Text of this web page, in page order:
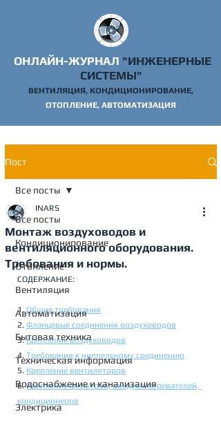
ОНЛАЙН-ЖУРНАЛ "ИНЖЕНЕРНЫЕ
СИСТЕМЫ"
ВЕНТИЛЯЦИЯ, КОНДИЦИОНИРОВАНИЕ,
ОТОПЛЕНИЕ, АВТОМАТИЗАЦИЯ
Пост
Все посты
Кондиционирование
Отопление
Вентиляция
Автоматизация
Бытовая техника
Техническая информация
Водоснабжение и канализация
Электрика
Все посты
Монтаж воздуховодов и
вентиляционного оборудования.
Требования и нормы.
INARS
СОДЕРЖАНИЕ:
1. Общие требования
2. Фланцевые соединения воздуховодов
3. Крепление воздуховодов
4. Требования к ниппельному соединению
5. Крепление вентиляторов
6. Крепление фильтров, воздухонагревателей,
кондиционеров